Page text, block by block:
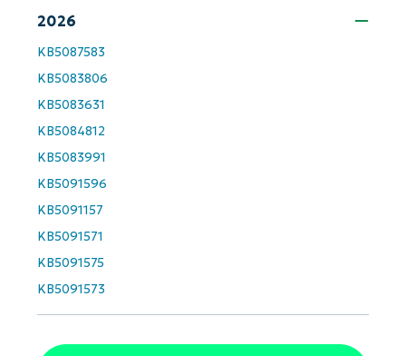
2026
KB5087583
KB5083806
KB5083631
KB5084812
KB5083991
KB5091596
KB5091157
KB5091571
KB5091575
KB5091573
Prénom
email*
Phone
number*
Pays
Company